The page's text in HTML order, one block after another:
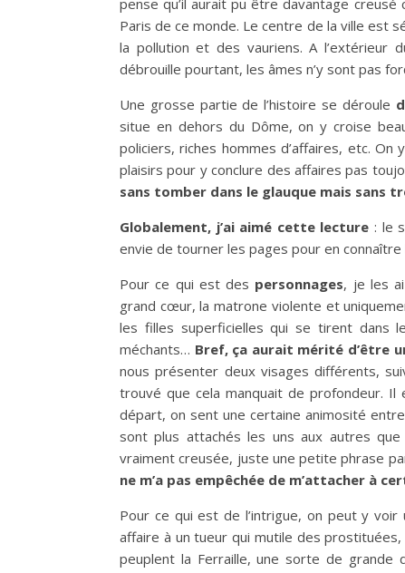
pense qu’il aurait pu être davantage
Paris de ce monde. Le centre de la ville est
la pollution et des vauriens. A l’extérieur
débrouille pourtant, les âmes n’y sont pas
Une grosse partie de l’histoire se déroule
situe en dehors du Dôme, on y croise
policiers, riches hommes d’affaires, etc.
plaisirs pour y conclure des affaires pas
sans tomber dans le glauque mais sans
Globalement, j’ai aimé cette lecture : le
envie de tourner les pages pour en connaître
Pour ce qui est des personnages, je les
grand cœur, la matrone violente et
les filles superficielles qui se tirent dans
méchants… Bref, ça aurait mérité d’être
nous présenter deux visages différents,
trouvé que cela manquait de profondeur.
départ, on sent une certaine animosité
sont plus attachés les uns aux autres
vraiment creusée, juste une petite phrase
ne m’a pas empêchée de m’attacher à
Pour ce qui est de l’intrigue, on peut y voir
affaire à un tueur qui mutile des
peuplent la Ferraille, une sorte de grande